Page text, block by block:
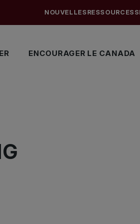
ENCOURAGER LE CANADA
NOUVELLES RESSOURCES